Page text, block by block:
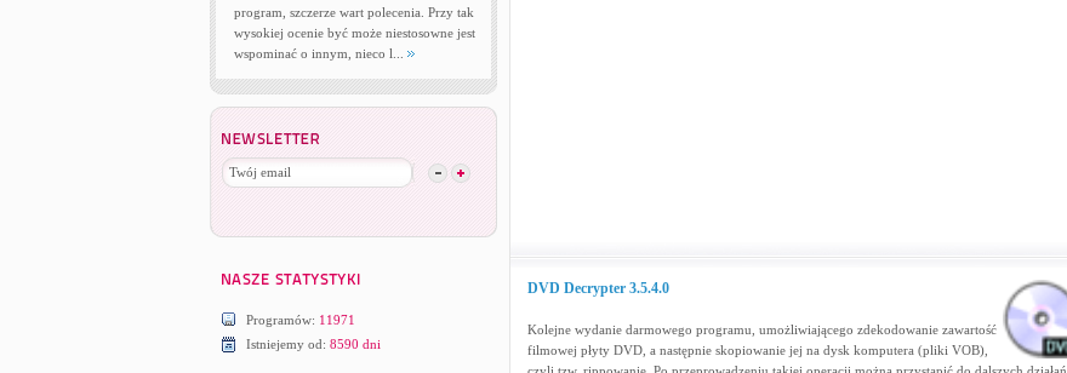
program, szczerze wart polecenia. Przy tak
wysokiej ocenie być może niestosowne jest
wspominać o innym, nieco l...
Programów: 11971
Istniejemy od: 8590 dni
DVD Decrypter 3.5.4.0
Kolejne wydanie darmowego programu, umożliwiającego zdekodowanie zawartość
filmowej płyty DVD, a następnie skopiowanie jej na dysk komputera (pliki VOB),